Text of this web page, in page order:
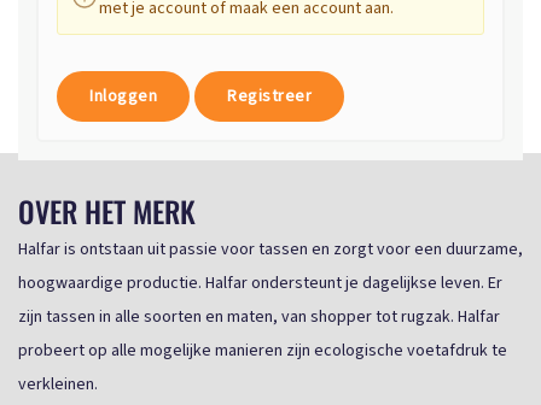
met je account of maak een account aan.
Inloggen Registreer
OVER HET MERK
Halfar is ontstaan uit passie voor tassen en zorgt voor een duurzame,
hoogwaardige productie. Halfar ondersteunt je dagelijkse leven. Er
zijn tassen in alle soorten en maten, van shopper tot rugzak. Halfar
probeert op alle mogelijke manieren zijn ecologische voetafdruk te
verkleinen.